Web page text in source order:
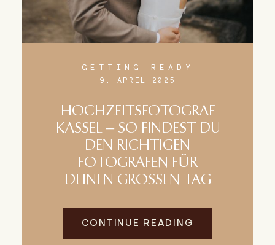
GETTING READY
9. APRIL 2025
HOCHZEITSFOTOGRAF
KASSEL – SO FINDEST DU
DEN RICHTIGEN
FOTOGRAFEN FÜR
DEINEN GROSSEN TAG
CONTINUE READING